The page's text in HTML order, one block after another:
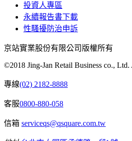
投資人專區
永續報告書下載
性騷擾防治申訴
京站實業股份有限公司版權所有
©2018 Jing-Jan Retail Business co.,
專線(02) 2182-8888
客服0800-880-058
信箱 serviceqs@qsquare.com.tw